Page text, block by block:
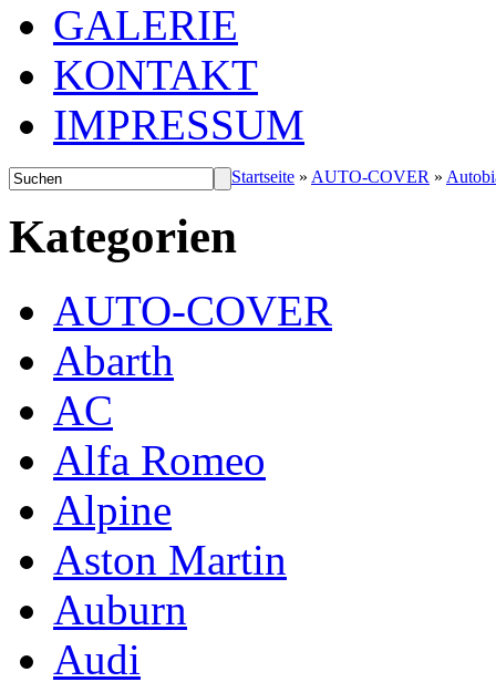
GALERIE
KONTAKT
IMPRESSUM
Startseite » AUTO-COVER »
Kategorien
AUTO-COVER
Abarth
AC
Alfa Romeo
Alpine
Aston Martin
Auburn
Audi